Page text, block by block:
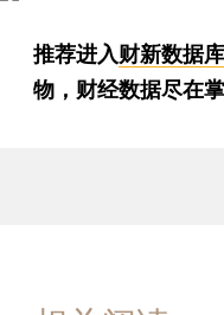
推荐进入财新数据库
物，财经数据尽在掌